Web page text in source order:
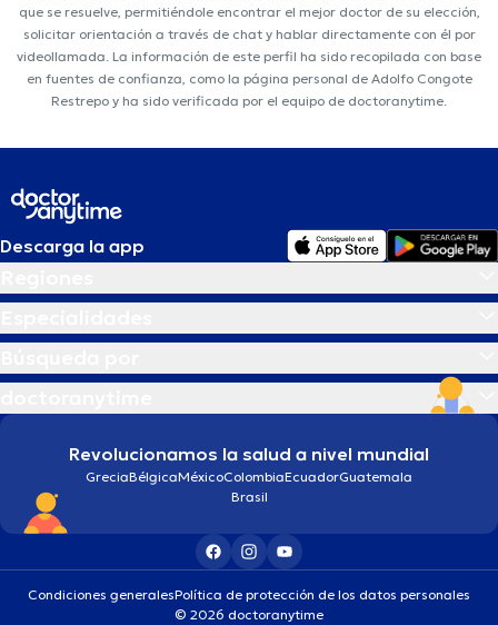
que se resuelve, permitiéndole encontrar el mejor doctor de su elección,
solicitar orientación a través de chat y hablar directamente con él por
videollamada. La información de este perfil ha sido recopilada con base
en fuentes de confianza, como la página personal de Adolfo Congote
Restrepo y ha sido verificada por el equipo de doctoranytime.
Descarga la app
Revolucionamos la salud a nivel mundial
GreciaBélgicaMéxicoColombiaEcuadorGuatemala
Brasil
Condiciones generalesPolítica de protección de los datos personales
© 2026 doctoranytime